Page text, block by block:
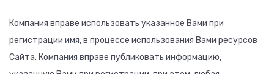
Компания вправе использовать указанное Вами при
регистрации имя, в процессе использования Вами ресурсов
Сайта. Компания вправе публиковать информацию,